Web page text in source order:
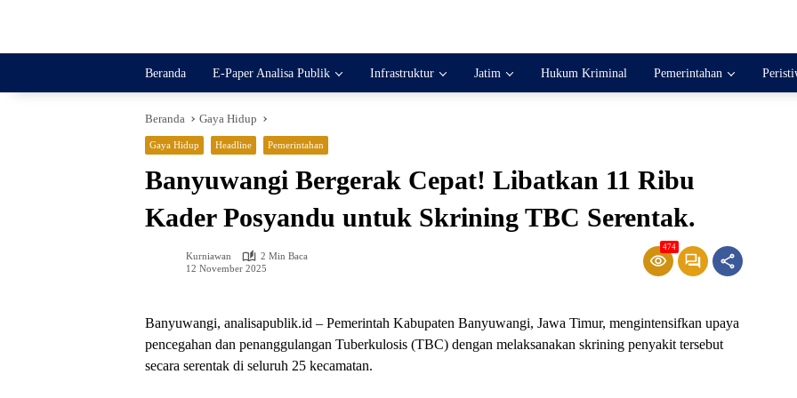
Beranda E-Paper Analisa Publik Infrastruktur Jatim Hukum Kriminal Pemerintahan
Beranda Gaya Hidup
Gaya Hidup Headline Pemerintahan
Banyuwangi Bergerak Cepat! Libatkan 11 Ribu
Kader Posyandu untuk Skrining TBC Serentak.
Kurniawan
2 Min Baca
12 November 2025
474
Banyuwangi, analisapublik.id – Pemerintah Kabupaten Banyuwangi, Jawa Timur, mengintensifkan upaya
pencegahan dan penanggulangan Tuberkulosis (TBC) dengan melaksanakan skrining penyakit tersebut
secara serentak di seluruh 25 kecamatan.